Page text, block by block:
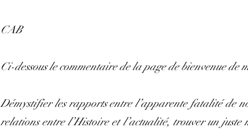
CAB
Ci-dessous le commentaire de la page de bienvenue de
Démystifier les rapports entre l’apparente fatalité de
relations entre l’Histoire et l’actualité, trouver un